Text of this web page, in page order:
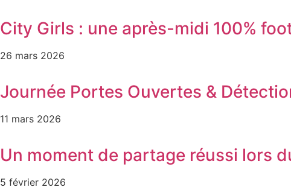
City Girls : une après-midi 100%
26 mars 2026
Journée Portes Ouvertes &
11 mars 2026
Un moment de partage réussi lors
5 février 2026